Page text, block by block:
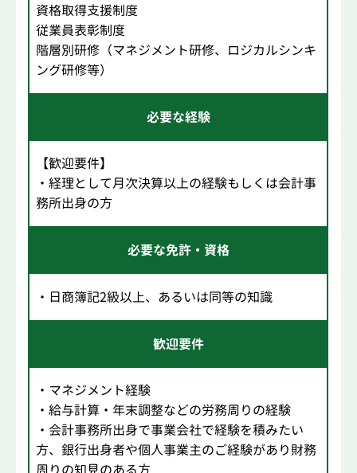
資格取得支援制度
従業員表彰制度
階層別研修（マネジメント研修、ロジカルシンキ
ング研修等）
必要な経験
【歓迎要件】
・経理として月次決算以上の経験もしくは会計事
務所出身の方
必要な免許・資格
・日商簿記2級以上、あるいは同等の知識
歓迎要件
・マネジメント経験
・給与計算・年末調整などの労務周りの経験
・会計事務所出身で事業会社で経験を積みたい
方、銀行出身者や個人事業主のご経験があり財務